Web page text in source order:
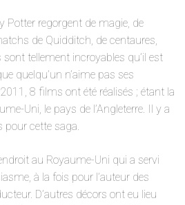
Potter regorgent de magie, de
de Quidditch, de centaures,
tellement incroyables qu’il est
quelqu’un n’aime pas ses
8 films ont été réalisés ; étant la
Uni, le pays de l’Angleterre. Il y a
pour cette saga.
au Royaume-Uni qui a servi
à la fois pour l’auteur des
D’autres décors ont eu lieu